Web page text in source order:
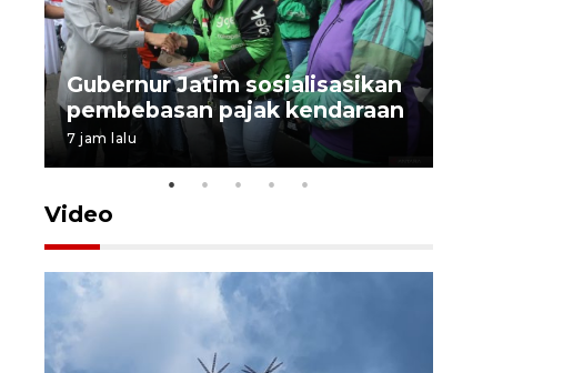
Gubernur Jatim sosialisasikan
pembebasan pajak kendaraan
7 jam lalu
Video